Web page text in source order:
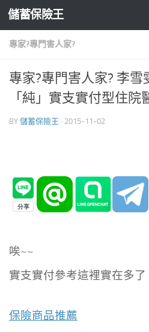
Skip to content
儲蓄保險王
專家?專門害人家?
專家?專門害人家? 李雪
「純」實支實付型住院
BY 儲蓄保險王 · 2015-11-02
唉~~
實支實付參考這裡實在多了
保險商品推薦